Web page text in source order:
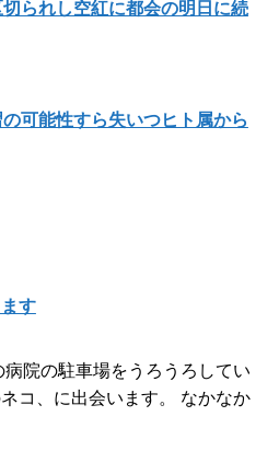
切られし空紅に都会の明日に続
の可能性すら失いつヒト属から
す
病院の駐車場をうろうろしてい
コ、に出会います。 なかなか